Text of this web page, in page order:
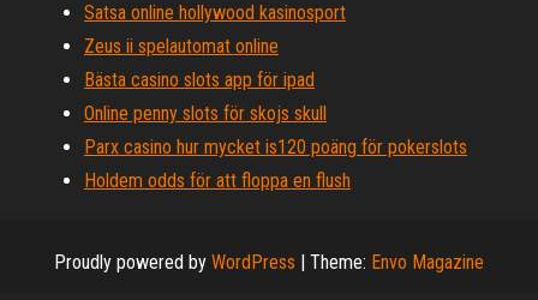
Satsa online hollywood kasinosport
Zeus ii spelautomat online
Bästa casino slots app för ipad
Online penny slots för skojs skull
Parx casino hur mycket is120 poäng för pokerslots
Holdem odds för att floppa en flush
Proudly powered by WordPress | Theme: Envo Magazine